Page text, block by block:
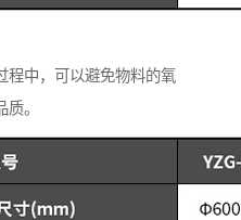
程中，可以避免物料的氧
。